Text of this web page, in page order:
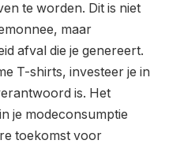
te worden. Dit is niet
maar
afval die je genereert.
T-shirts, investeer je in
is. Het
je modeconsumptie
toekomst voor